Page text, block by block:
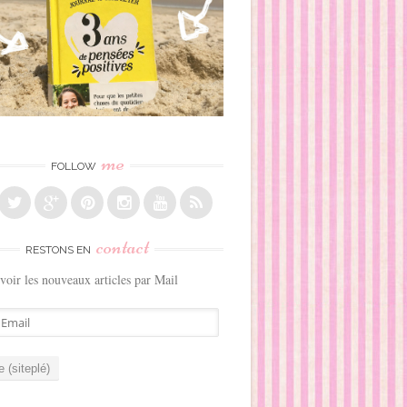
FOLLOW me
RESTONS EN contact
les nouveaux articles par Mail